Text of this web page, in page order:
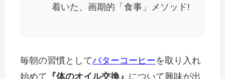
着いた、画期的「食事」メソッド!
毎朝の習慣としてバターコーヒーを取り入れ
始めて 『体のオイル交換』 について興味が出